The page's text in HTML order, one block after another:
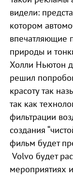
видели:
котором
впечатляющие
природы и
Холли Ньютон
решил
красоту так
так как
фильтрации
создания
фильм будет
Volvo будет
мероприятиях